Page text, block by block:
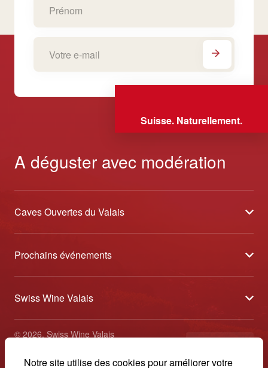
Notre site utilise des cookies pour améliorer votre
Suisse. Naturellement.
A déguster avec modération
Caves Ouvertes du Valais
À propos
Partenaires
Prochains événements
Tavolata des Vins du Valais
Sélection des Vins du Valais
Swiss Wine Valais
Avenue de la Gare 2 - CP 144 - 1964 Conthey
© 2026, Swiss Wine Valais